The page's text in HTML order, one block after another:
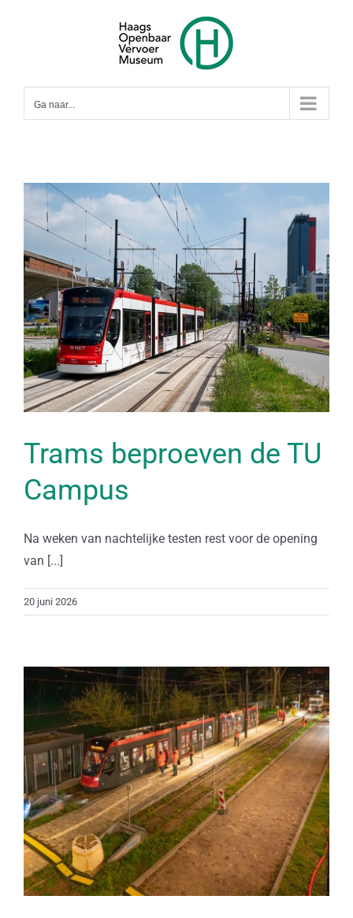
Ga naar...
Trams beproeven de TU
Campus
Na weken van nachtelijke testen rest voor de opening
van [...]
20 juni 2026